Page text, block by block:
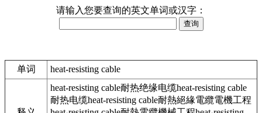
请输入您要查询的英文单词或汉字：
单词 heat-resisting cable
heat-resisting cable耐热绝缘电缆heat-resisting cable
耐热电缆heat-resisting cable耐熱絕緣電纜電機工程